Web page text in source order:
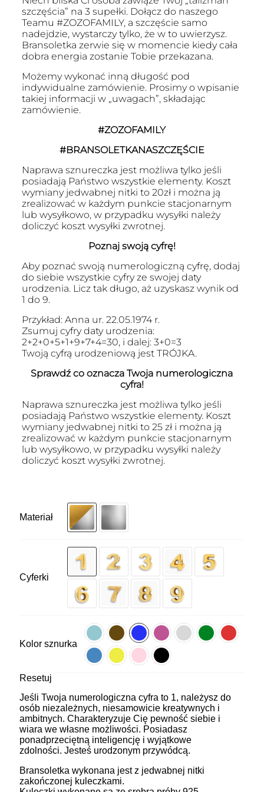
120.00 zł.100.00 zł.
szczęścia” na 3 supełki. Dołącz do naszego
Teamu #ZOZOFAMILY, a szczęście samo
nadejdzie, wystarczy tylko, że w to uwierzysz.
Bransoletka zerwie się w momencie kiedy cała
dobra energia zostanie Tobie przekazana.
Możemy wykonać inną długość pod
indywidualne zamówienie. Prosimy o wpisanie
takiej informacji w „uwagach”, składając
zamówienie.
#ZOZOFAMILY
#BRANSOLETKANASZCZĘŚCIE
Naprawa sznureczka jest możliwa tylko jeśli
posiadają Państwo wszystkie elementy. Koszt
wymiany jedwabnej nitki to 20zł i można ją
zrealizować w każdym punkcie stacjonarnym
lub wysyłkowo, w przypadku wysyłki należy
doliczyć koszt wysyłki zwrotnej.
Poznaj swoją cyfrę!
Aby poznać swoją numerologiczną cyfrę, dodaj
do siebie wszystkie cyfry ze swojej daty
urodzenia. Licz tak długo, aż uzyskasz wynik od
1 do 9.
Przykład: Anna ur. 22.05.1974 r.
Zsumuj cyfry daty urodzenia:
2+2+0+5+1+9+7+4=30, i dalej: 3+0=3
Twoją cyfrą urodzeniową jest TRÓJKA.
Sprawdź co oznacza Twoja numerologiczna
cyfra!
Naprawa sznureczka jest możliwa tylko jeśli
posiadają Państwo wszystkie elementy. Koszt
wymiany jedwabnej nitki to 25 zł i można ją
zrealizować w każdym punkcie stacjonarnym
lub wysyłkowo, w przypadku wysyłki należy
doliczyć koszt wysyłki zwrotnej.
Materiał
Cyferki
Kolor sznurka
Resetuj
Jeśli Twoja numerologiczna cyfra to 1, należysz do
osób niezależnych, niesamowicie kreatywnych i
ambitnych. Charakteryzuje Cię pewność siebie i
wiara we własne możliwości. Posiadasz
ponadprzeciętną inteligencję i wyjątkowe
zdolności. Jesteś urodzonym przywódcą.
Bransoletka wykonana jest z jedwabnej nitki
zakończonej kuleczkami.